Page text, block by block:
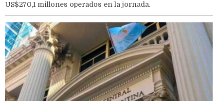
US$270,1 millones operados en la jornada.